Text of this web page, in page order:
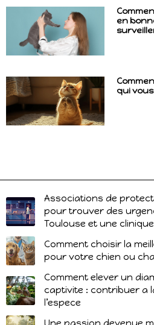
en
qui
Associations de
pour trouver des
Toulouse et une
Comment choisir la
pour votre chien ou
Comment elever un
captivite : contribuer a
l’espece